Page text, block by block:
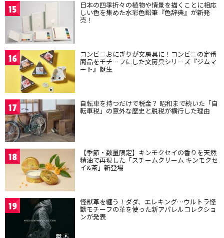
15 日本の四季折々の植物や情景を描くことに相応
しい色を集めた水彩色鉛筆『色辞典』が新発
売！
16 コンビニおにぎりが文房具に！コンビニの定番
商品をモチーフにした文房具シリーズ『ジムマ
ート』誕生
17 自転車を持つだけで税金？ 昭和まで続いた「自
転車税」の意外な歴史と脱税が横行した理由
18 【季節・数量限定】キンモクセイの香りを天然
精油で再現した「スチームクリーム キンモクセ
イ&茶」新登場
19 怪獣革を纏う！ダダ、エレキング…ウルトラ怪
獣モチーフの革を使った新アパレルコレクショ
ンが発表